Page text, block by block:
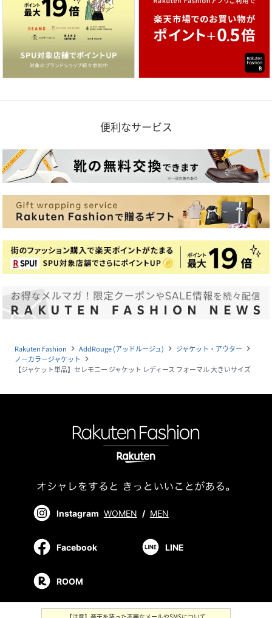
便利なサービス
Rakuten Fashion navigate_next AddRouge (アッドルージュ) navigate_next ジャケット・アウター navigate_next
ノーカラージャケット navigate_next
【ジャケット単品】セレモニー ジャケット レディース フォーマル 大きいサイズ
Instagram WOMEN / MEN
Facebook LINE
ROOM